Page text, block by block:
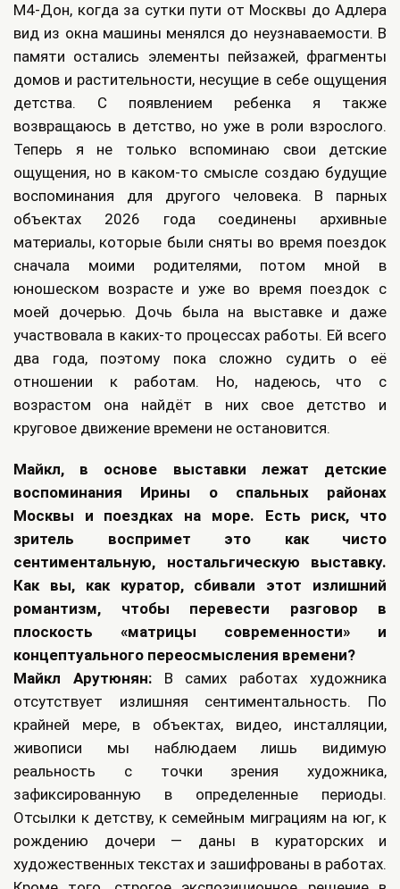
М4-Дон, когда за сутки пути от Москвы до Адлера
вид из окна машины менялся до неузнаваемости. В
памяти остались элементы пейзажей, фрагменты
домов и растительности, несущие в себе ощущения
детства. С появлением ребенка я также
возвращаюсь в детство, но уже в роли взрослого.
Теперь я не только вспоминаю свои детские
ощущения, но в каком-то смысле создаю будущие
воспоминания для другого человека. В парных
объектах 2026 года соединены архивные
материалы, которые были сняты во время поездок
сначала моими родителями, потом мной в
юношеском возрасте и уже во время поездок с
моей дочерью. Дочь была на выставке и даже
участвовала в каких-то процессах работы. Ей всего
два года, поэтому пока сложно судить о её
отношении к работам. Но, надеюсь, что с
возрастом она найдёт в них свое детство и
круговое движение времени не остановится.
Майкл, в основе выставки лежат детские
воспоминания Ирины о спальных районах
Москвы и поездках на море. Есть риск, что
зритель воспримет это как чисто
сентиментальную, ностальгическую выставку.
Как вы, как куратор, сбивали этот излишний
романтизм, чтобы перевести разговор в
плоскость «матрицы современности» и
концептуального переосмысления времени?
Майкл Арутюнян: В самих работах художника
отсутствует излишняя сентиментальность. По
крайней мере, в объектах, видео, инсталляции,
живописи мы наблюдаем лишь видимую
реальность с точки зрения художника,
зафиксированную в определенные периоды.
Отсылки к детству, к семейным миграциям на юг, к
рождению дочери — даны в кураторских и
художественных текстах и зашифрованы в работах.